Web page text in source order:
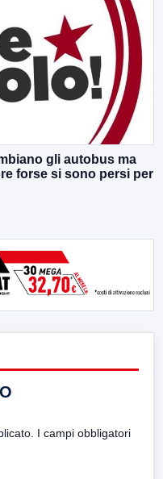
gli autobus ma
forse si sono persi per
I campi obbligatori